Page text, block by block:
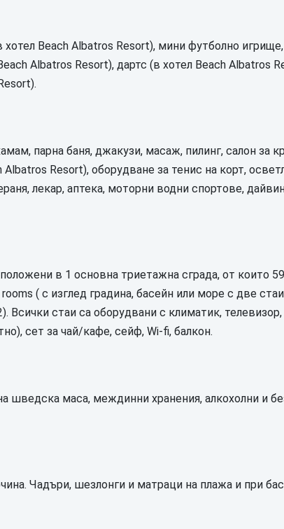
хотел Beach Albatros Resort), мини футболно
Albatros Resort), дартс (в хотел Beach Albatros
парна баня, джакузи, масаж, пилинг, салон за
Resort), оборудване за тенис на корт,
лекар, аптека, моторни водни спортове,
в 1 основна триетажна сграда, от които
( с изглед градина, басейн или море с две
Всички стаи са оборудвани с климатик,
сет за чай/кафе, сейф, Wi-fi, балкон.
шведска маса, междинни хранения, алкохолни и
Чадъри, шезлонги и матраци на плажа и при